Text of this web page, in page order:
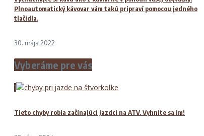
Plnoautomatický kávovar vám takú pripraví pomocou jedného
tlačidla.
30. mája 2022
Vyberáme pre vás
1
Tieto chyby robia začínajúci jazdci na ATV. Vyhnite sa im!